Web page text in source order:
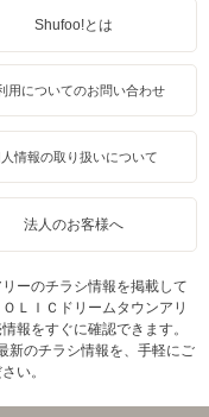
Shufoo!とは
用についてのお問い合わせ
情報の取り扱いについて
法人のお客様へ
ーのチラシ情報を掲載して
ＬＩＣドリームタウンアリ
報をすぐに確認できます。
新のチラシ情報を、手軽にご
い。